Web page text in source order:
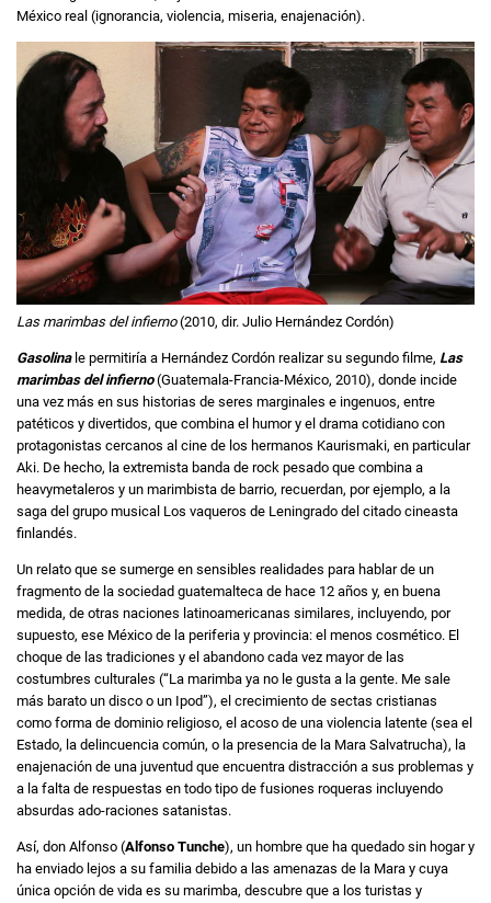
México real (ignorancia, violencia, miseria, enajenación).
Las marimbas del infierno(2010, dir. Julio Hernández Cordón)
Gasolinale permitiría a Hernández Cordón realizar su segundo filme, Las
marimbas del infierno(Guatemala-Francia-México, 2010), donde incide
una vez más en sus historias de seres marginales e ingenuos, entre
patéticos y divertidos, que combina el humor y el drama cotidiano con
protagonistas cercanos al cine de los hermanos Kaurismaki, en particular
Aki. De hecho, la extremista banda de rock pesado que combina a
heavymetaleros y un marimbista de barrio, recuerdan, por ejemplo, a la
saga del grupo musical Los vaqueros de Leningrado del citado cineasta
finlandés.
Un relato que se sumerge en sensibles realidades para hablar de un
fragmento de la sociedad guatemalteca de hace 12 años y, en buena
medida, de otras naciones latinoamericanas similares, incluyendo, por
supuesto, ese México de la periferia y provincia: el menos cosmético. El
choque de las tradiciones y el abandono cada vez mayor de las
costumbres culturales (“La marimba ya no le gusta a la gente. Me sale
más barato un disco o un Ipod”), el crecimiento de sectas cristianas
como forma de dominio religioso, el acoso de una violencia latente (sea el
Estado, la delincuencia común, o la presencia de la Mara Salvatrucha), la
enajenación de una juventud que encuentra distracción a sus problemas y
a la falta de respuestas en todo tipo de fusiones roqueras incluyendo
absurdas ado-raciones satanistas.
Así, don Alfonso (Alfonso Tunche), un hombre que ha quedado sin hogar y
ha enviado lejos a su familia debido a las amenazas de la Mara y cuya
única opción de vida es su marimba, descubre que a los turistas y